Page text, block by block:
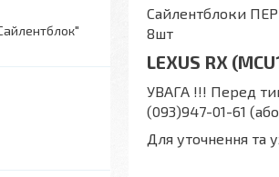
Сайлентблоки
8шт
LEXUS RX
УВАГА !!! Перед
(093)947-01-61
Для уточнення та